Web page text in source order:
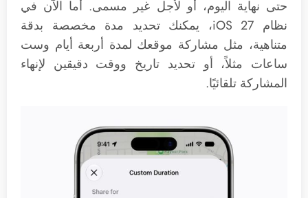
حتى نهاية اليوم، أو لأجل غير مسمى. أما الآن في
نظام iOS 27، يمكنك تحديد مدة مخصصة بدقة
متناهية، مثل مشاركة موقعك لمدة أربعة أيام وست
ساعات مثلاً، أو تحديد تاريخ ووقت دقيقين لإنهاء
المشاركة تلقائيًا.